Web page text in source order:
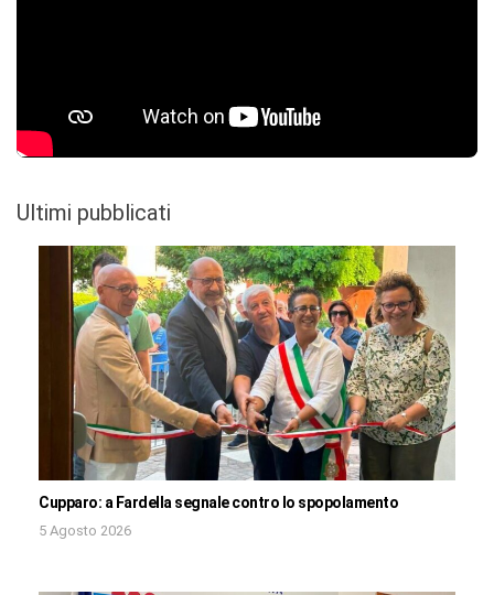
Ultimi pubblicati
Cupparo: a Fardella segnale contro lo spopolamento
5 Agosto 2026